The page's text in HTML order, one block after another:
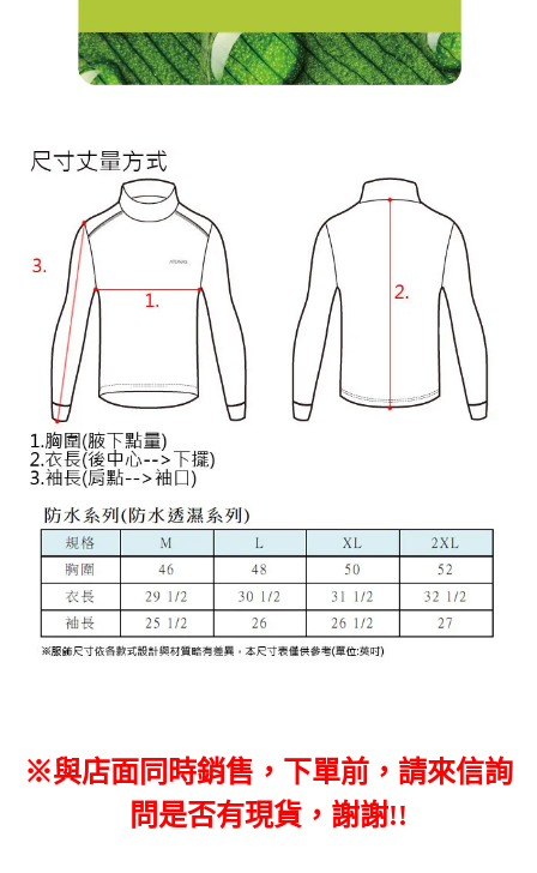
※與店面同時銷售，下單前，請來信詢
問是否有現貨，謝謝!!